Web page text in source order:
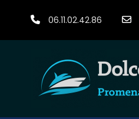
06.11.02.42.86